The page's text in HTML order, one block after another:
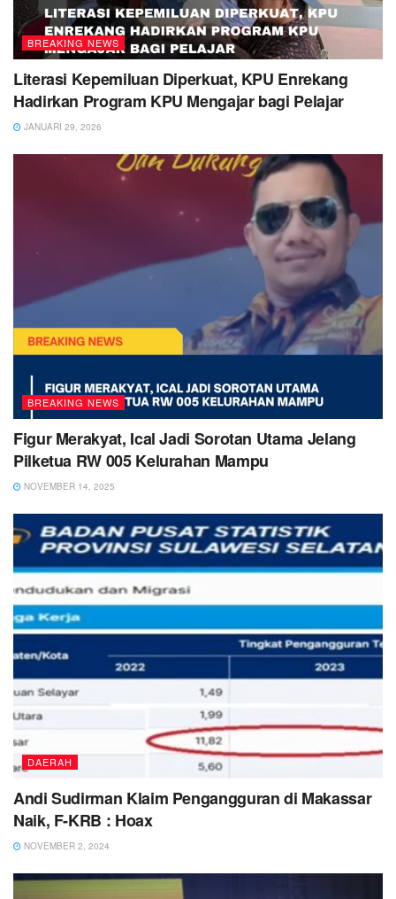
BREAKING NEWS
Literasi Kepemiluan Diperkuat, KPU Enrekang
Hadirkan Program KPU Mengajar bagi Pelajar
JANUARI 29, 2026
BREAKING NEWS
Figur Merakyat, Ical Jadi Sorotan Utama Jelang
Pilketua RW 005 Kelurahan Mampu
NOVEMBER 14, 2025
DAERAH
Andi Sudirman Klaim Pengangguran di Makassar
Naik, F-KRB : Hoax
NOVEMBER 2, 2024